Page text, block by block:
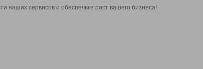
наших сервисов и обеспечьте рост вашего бизнеса!